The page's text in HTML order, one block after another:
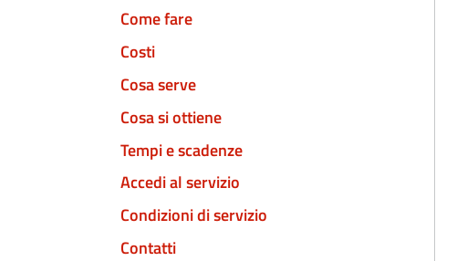
Come fare
Costi
Cosa serve
Cosa si ottiene
Tempi e scadenze
Accedi al servizio
Condizioni di servizio
Contatti